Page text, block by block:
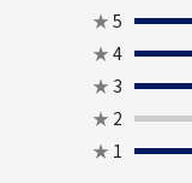
★ 5
★ 4
★ 3
★ 2
★ 1